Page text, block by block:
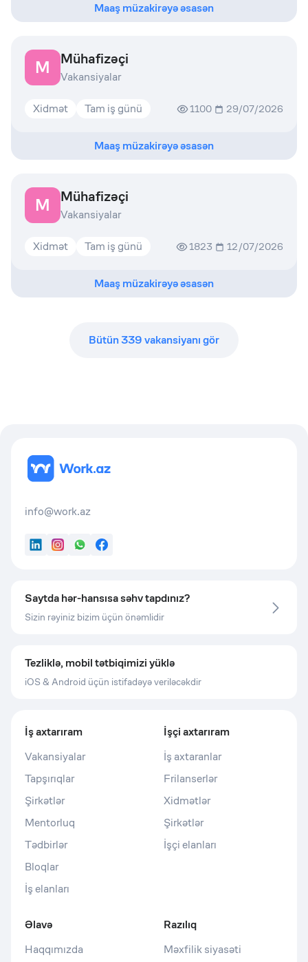
Maaş müzakirəyə əsasən
M Mühafizəçi
Vakansiyalar
Xidmət Tam iş günü 1100 29/07/2026
Maaş müzakirəyə əsasən
M Mühafizəçi
Vakansiyalar
Xidmət Tam iş günü 1823 12/07/2026
Maaş müzakirəyə əsasən
Bütün339vakansiyanı gör
info@work.az
LinkedInInstagram
WhatsApp
Facebook
Saytda hər-hansısa səhv tapdınız?
Sizin rəyiniz bizim üçün önəmlidir
Tezliklə, mobil tətbiqimizi yüklə
iOS & Android üçün istifadəyə veriləcəkdir
İş axtarıram
Vakansiyalar
Tapşırıqlar
Şirkətlər
Mentorluq
Tədbirlər
Bloqlar
İş elanları
İşçi axtarıram
İş axtaranlar
Frilanserlər
Xidmətlər
Şirkətlər
İşçi elanları
Əlavə
Haqqımızda
Razılıq
Məxfilik siyasəti